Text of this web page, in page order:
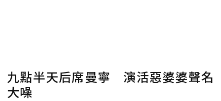
九點半天后席曼寧 演活惡婆婆聲名
大噪